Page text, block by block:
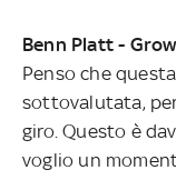
Benn Platt -
Penso che
sottovalutata,
giro. Questo è
voglio un